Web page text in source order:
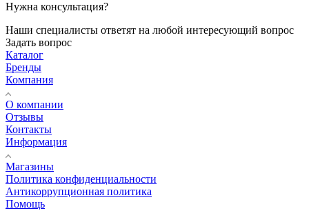
Нужна консультация?
Наши специалисты ответят на любой интересующий вопрос
Задать вопрос
Каталог
Бренды
Компания
О компании
Отзывы
Контакты
Информация
Магазины
Политика конфиденциальности
Антикоррупционная политика
Помощь